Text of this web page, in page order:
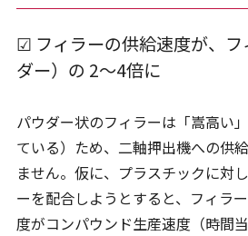
☑ フィラーの供給速度が、フ
ダー）の 2～4倍に
パウダー状のフィラーは「嵩高い
ている）ため、二軸押出機への供
ません。仮に、プラスチックに対
ーを配合しようとすると、フィラ
度がコンパウンド生産速度（時間